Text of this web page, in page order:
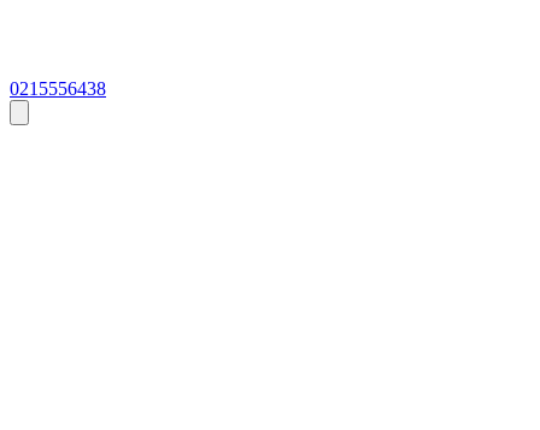
0215556438